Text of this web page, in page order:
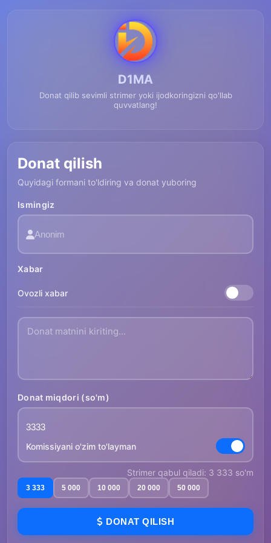
D1MA
Donat qilib sevimli strimer yoki ijodkoringizni qo'llab
quvvatlang!
Donat qilish
Quyidagi formani to'ldiring va donat yuboring
Ismingiz
Xabar
Ovozli xabar
Donat miqdori (so'm)
Komissiyani o'zim to'layman
Strimer qabul qiladi: 3 333 so'm
3 333 5 000 10 000 20 000 50 000
DONAT QILISH